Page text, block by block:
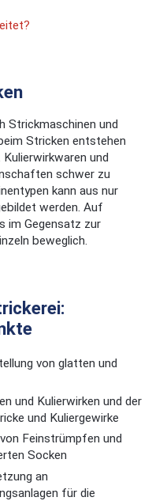
Strickmaschinen und
Stricken entstehen
und
schwer zu
kann aus nur
werden. Auf
im Gegensatz zur
beweglich.
von glatten und
und Kulierwirken und der
und Kuliergewirke
Feinstrümpfen und
Socken
an
für die